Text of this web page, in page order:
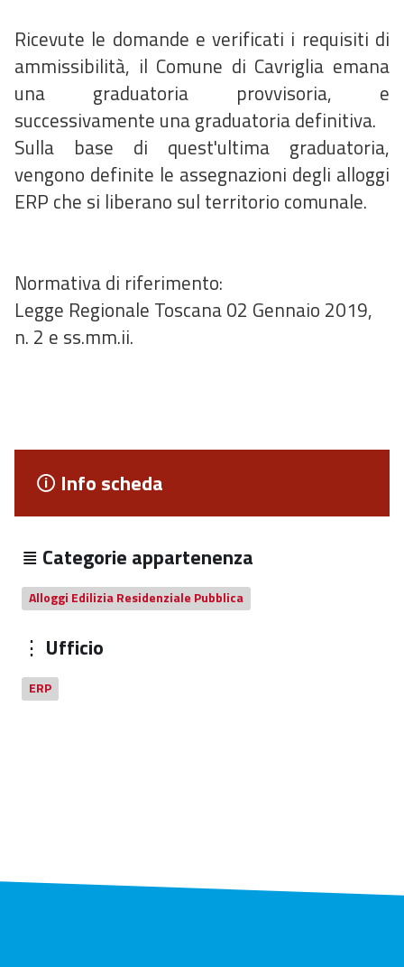
Ricevute le domande e verificati i requisiti di
ammissibilità, il Comune di Cavriglia emana
una graduatoria provvisoria, e
successivamente una graduatoria definitiva.
Sulla base di quest'ultima graduatoria,
vengono definite le assegnazioni degli alloggi
ERP che si liberano sul territorio comunale.
Normativa di riferimento:
Legge Regionale Toscana 02 Gennaio 2019,
n. 2 e ss.mm.ii.
Info scheda
Categorie appartenenza
Alloggi Edilizia Residenziale Pubblica
Ufficio
ERP